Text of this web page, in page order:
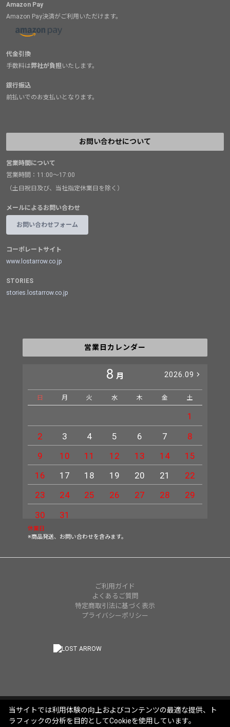
Amazon Pay
Amazon Pay決済がご利用いただけます。
代金引換
手数料は弊社が負担いたします。
銀行振込
前払いでのお支払いとなります。
お問い合わせについて
営業時間について
営業時間：11:00～17:00
（土日祝日及び、当社指定休業日を除く）
メールによるお問い合わせ
お問い合わせフォーム
コーポレートサイト
www.lostarrow.co.jp
STORIES
stories.lostarrow.co.jp
営業日カレンダー
8 月 2026.09
日 月 火 水 木 金 土
1
2
3 4 5 6 7
8
9
10 11 12 13 14
15
16
17 18 19 20 21
22
23
24 25 26 27 28
29
30
31
休業日
※商品発送、お問い合わせを含みます。
ご利用ガイド
よくあるご質問
特定商取引法に基づく表示
プライバシーポリシー
当サイトでは利用体験の向上およびコンテンツの最適な提供、ト
ラフィックの分析を目的としてCookieを使用しています。